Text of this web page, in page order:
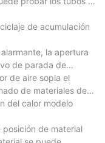
de acumulación
la apertura
de parada de
de aire sopla el
de materiales de
del calor modelo
de material